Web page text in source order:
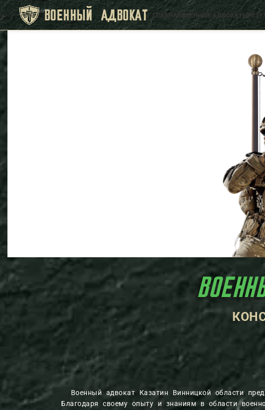
ВОЕННЫЙ АДВОКАТ ГЛАВНАЯВОЕННЫЕ АДВОКАТЫ
ВОЕННЫЙ
Военный адвокат Казатин Винницкой области
Благодаря своему опыту и знаниям в области